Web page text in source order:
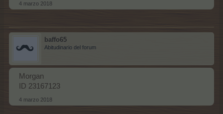
4 marzo 2018
baffo65
Abitudinario del forum
Morgan
ID 23167123
4 marzo 2018